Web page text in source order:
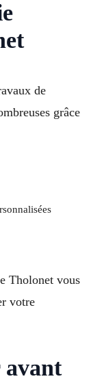
de
grâce
Tholonet vous
votre
avant